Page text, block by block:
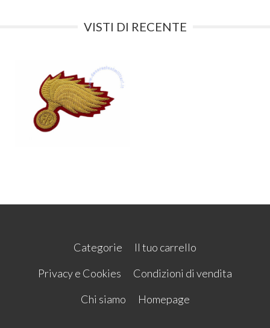
VISTI DI RECENTE
Categorie
Il tuo carrello
Privacy e Cookies
Condizioni di vendita
Chi siamo
Homepage